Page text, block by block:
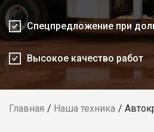
Спецпредложение при
Высокое качество работ
Главная Наша техника